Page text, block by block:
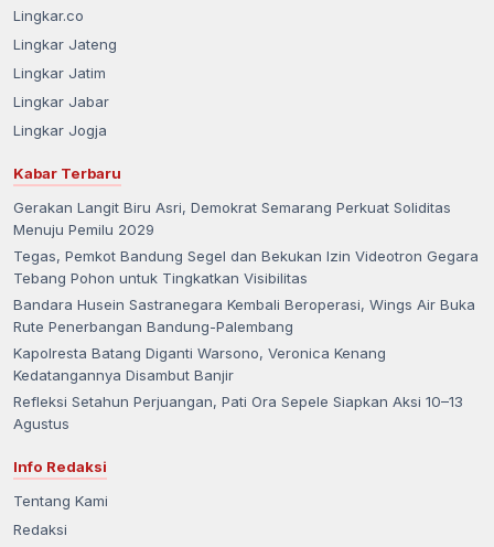
Lingkar.co
Lingkar Jateng
Lingkar Jatim
Lingkar Jabar
Lingkar Jogja
Kabar Terbaru
Gerakan Langit Biru Asri, Demokrat Semarang Perkuat Soliditas
Menuju Pemilu 2029
Tegas, Pemkot Bandung Segel dan Bekukan Izin Videotron Gegara
Tebang Pohon untuk Tingkatkan Visibilitas
Bandara Husein Sastranegara Kembali Beroperasi, Wings Air Buka
Rute Penerbangan Bandung-Palembang
Kapolresta Batang Diganti Warsono, Veronica Kenang
Kedatangannya Disambut Banjir
Refleksi Setahun Perjuangan, Pati Ora Sepele Siapkan Aksi 10–13
Agustus
Info Redaksi
Tentang Kami
Redaksi